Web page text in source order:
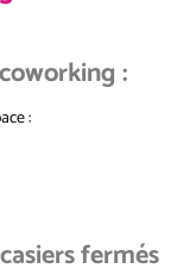
:
:
fermés